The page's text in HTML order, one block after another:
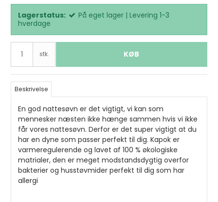
Lagerstatus:
På eget lager | Levering 1-3
hverdage
stk. KØB
Beskrivelse
En god nattesøvn er det vigtigt, vi kan som
mennesker næsten ikke hænge sammen hvis vi ikke
får vores nattesøvn. Derfor er det super vigtigt at du
har en dyne som passer perfekt til dig. Kapok er
varmeregulerende og lavet af 100 % økologiske
matrialer, den er meget modstandsdygtig overfor
bakterier og husstøvmider perfekt til dig som har
allergi